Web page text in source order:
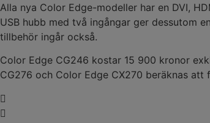
Alla nya Color Edge-modeller har en DVI,
USB hubb med två ingångar ger dessutom
tillbehör ingår också.
Color Edge CG246 kostar 15 900 kronor
CG276 och Color Edge CX270 beräknas